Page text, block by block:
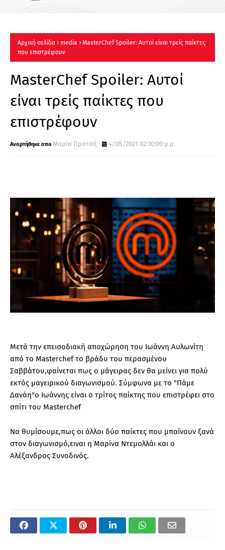
Αρχική σελίδα media
MasterChef Spoiler: Αυτοί είναι τρείς παίκτες
που επιστρέφουν
MasterChef Spoiler: Αυτοί
είναι τρείς παίκτες που
επιστρέφουν
Μαρία Πρατσή 4/05/2021 02:30:00 μ.μ.
Μετά την επεισοδιακή αποχώρηση του Ιωάννη Αυλωνίτη
από το Masterchef το βράδυ του περασμένου
Σαββάτου,φαίνεται πως ο μάγειρας δεν θα μείνει για πολύ
εκτός μαγειρικού διαγωνισμού. Σύμφωνα με το "Πάμε
Δανάη"ο Ιωάννης είναι ο τρίτος παίκτης που επιστρέφει στο
σπίτι του Masterchef
Nα θυμίσουμε,πως οι άλλοι δύο παίκτες που μπαίνουν ξανά
στον διαγωνισμό,ειναι η Μαρίνα Ντεμολλάι και ο
Αλέξανδρος Συνοδινός.